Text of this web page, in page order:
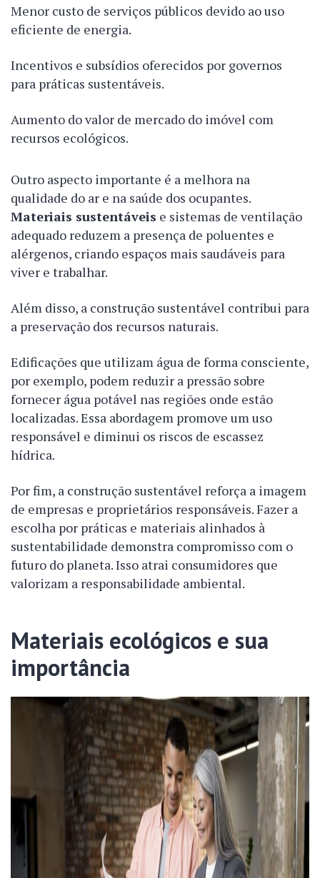
Menor custo de serviços públicos devido ao uso
eficiente de energia.
Incentivos e subsídios oferecidos por governos
para práticas sustentáveis.
Aumento do valor de mercado do imóvel com
recursos ecológicos.
Outro aspecto importante é a melhora na
qualidade do ar e na saúde dos ocupantes.
Materiais sustentáveis e sistemas de ventilação
adequado reduzem a presença de poluentes e
alérgenos, criando espaços mais saudáveis para
viver e trabalhar.
Além disso, a construção sustentável contribui para
a preservação dos recursos naturais.
Edificações que utilizam água de forma consciente,
por exemplo, podem reduzir a pressão sobre
fornecer água potável nas regiões onde estão
localizadas. Essa abordagem promove um uso
responsável e diminui os riscos de escassez
hídrica.
Por fim, a construção sustentável reforça a imagem
de empresas e proprietários responsáveis. Fazer a
escolha por práticas e materiais alinhados à
sustentabilidade demonstra compromisso com o
futuro do planeta. Isso atrai consumidores que
valorizam a responsabilidade ambiental.
Materiais ecológicos e sua
importância